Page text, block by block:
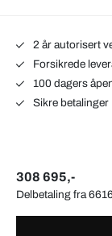
2 år autorisert
Forsikrede
100 dagers
Sikre betalinger
308 695,-
Delbetaling fra